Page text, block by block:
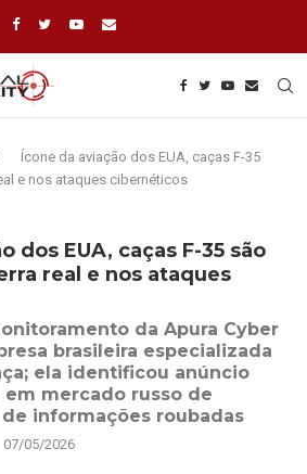
Ícone da aviação dos EUA, caças F-35
e nos ataques cibernéticos
dos EUA, caças F-35 são
real e nos ataques
da Apura Cyber
brasileira especializada
ela identificou anúncio
mercado russo de
informações roubadas
07/05/2026